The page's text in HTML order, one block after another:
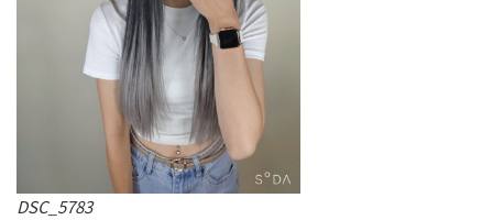
DSC_5783